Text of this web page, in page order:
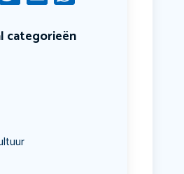
categorieën